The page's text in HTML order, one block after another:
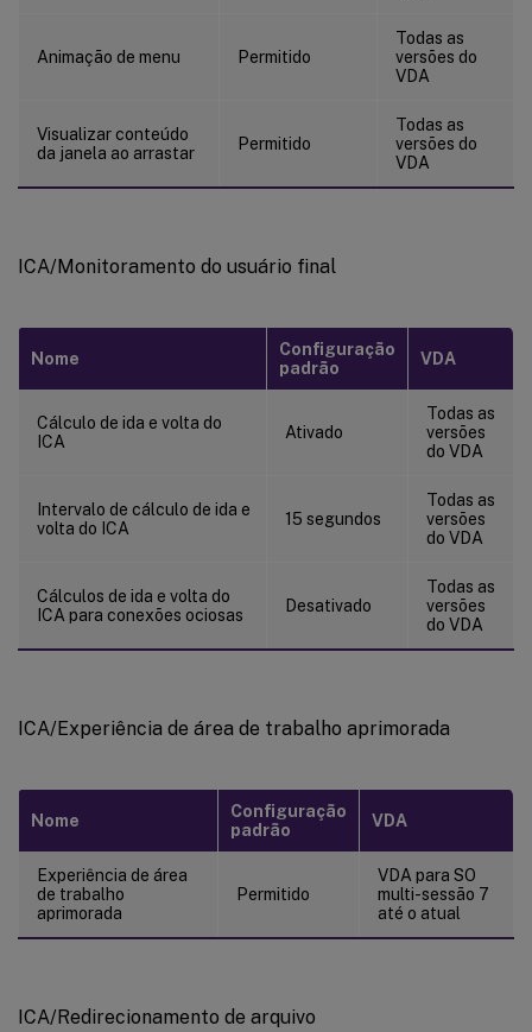
Animação de menu Permitido
Todas as
versões do
VDA
Visualizar conteúdo
da janela ao arrastar
Permitido
Todas as
versões do
VDA
ICA/Monitoramento do usuário final
Nome
Configuração
padrão
VDA
Cálculo de ida e volta do
ICA
Ativado
Todas as
versões
do VDA
Intervalo de cálculo de ida e
volta do ICA
15 segundos
Todas as
versões
do VDA
Cálculos de ida e volta do
ICA para conexões ociosas
Desativado
Todas as
versões
do VDA
ICA/Experiência de área de trabalho aprimorada
Nome
Configuração
padrão
VDA
Experiência de área
de trabalho
aprimorada
Permitido
VDA para SO
multi-sessão 7
até o atual
ICA/Redirecionamento de arquivo